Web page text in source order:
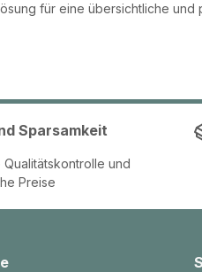
für eine übersichtliche und
Sparsamkeit
Qualitätskontrolle und
Preise